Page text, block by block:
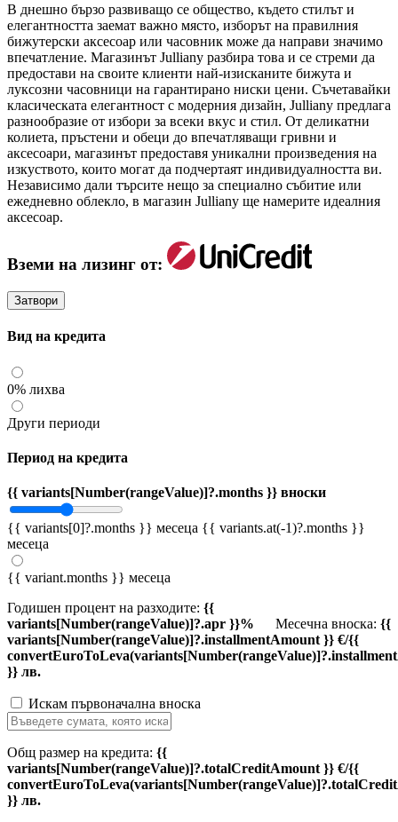
В днешно бързо развиващо се общество, където стилът и
елегантността заемат важно място, изборът на правилния
бижутерски аксесоар или часовник може да направи значимо
впечатление. Магазинът Julliany разбира това и се стреми да
предостави на своите клиенти най-изисканите бижута и
луксозни часовници на гарантирано ниски цени. Съчетавайки
класическата елегантност с модерния дизайн, Julliany предлага
разнообразие от избори за всеки вкус и стил. От деликатни
колиета, пръстени и обеци до впечатляващи гривни и
аксесоари, магазинът предоставя уникални произведения на
изкуството, които могат да подчертаят индивидуалността ви.
Независимо дали търсите нещо за специално събитие или
ежедневно облекло, в магазин Julliany ще намерите идеалния
аксесоар.
Вземи на лизинг от:
Затвори
Вид на кредита
0% лихва
Други периоди
Период на кредита
{{ variants[Number(rangeValue)]?.months }} вноски
{{ variants[0]?.months }} месеца {{ variants.at(-1)?.months }}
месеца
{{ variant.months }} месеца
Годишен процент на разходите: {{
variants[Number(rangeValue)]?.apr }}%
Месечна вноска: {{
variants[Number(rangeValue)]?.installmentAmount }} €/{{
}} лв.
Искам първоначална вноска
Общ размер на кредита: {{
variants[Number(rangeValue)]?.totalCreditAmount }} €/{{
}} лв.